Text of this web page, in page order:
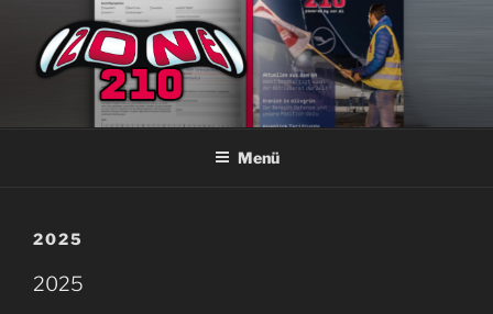
springen
ZONE210
Die ver.di Zeitschrift bei Lufthansa Technik Hamburg
Menü
2025
2025